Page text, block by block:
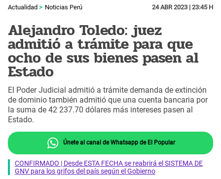
Actualidad Noticias Perú 24 ABR 2023 | 23:45 H
Alejandro Toledo: juez
admitió a trámite para que
ocho de sus bienes pasen al
Estado
El Poder Judicial admitió a trámite demanda de extinción
de dominio también admitió que una cuenta bancaria por
la suma de 42 237.70 dólares más intereses pasen al
Estado.
Únete al canal de Whatsapp de El Popular
CONFIRMADO | Desde ESTA FECHA se reabrirá el SISTEMA DE
GNV para los grifos del país según el Gobierno